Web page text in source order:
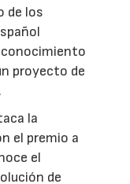
de los
conocimiento
proyecto de
la
el premio a
el
de